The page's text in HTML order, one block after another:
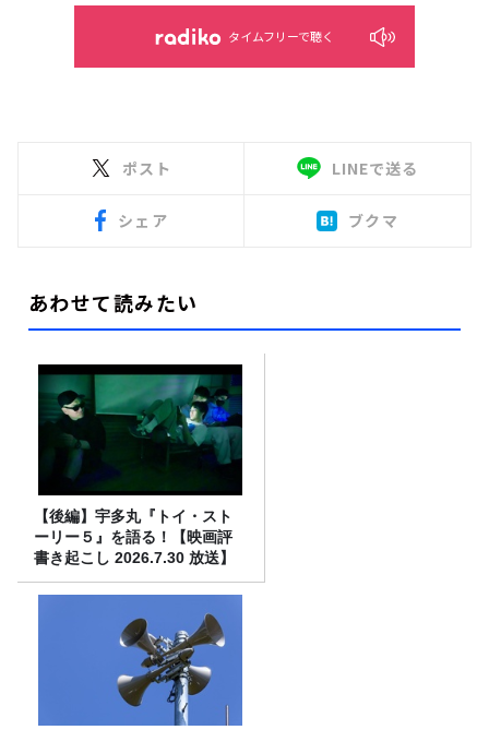
タイムフリーで聴く
ポスト LINEで送る
シェア ブクマ
あわせて読みたい
【後編】宇多丸『トイ・スト
ーリー５』を語る！【映画評
書き起こし 2026.7.30 放送】